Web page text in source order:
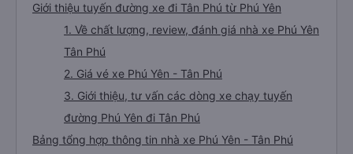
Giới thiệu tuyến đường xe đi Tân Phú từ Phú Yên
1. Về chất lượng, review, đánh giá nhà xe Phú Yên
Tân Phú
2. Giá vé xe Phú Yên - Tân Phú
3. Giới thiệu, tư vấn các dòng xe chạy tuyến
đường Phú Yên đi Tân Phú
Bảng tổng hợp thông tin nhà xe Phú Yên - Tân Phú